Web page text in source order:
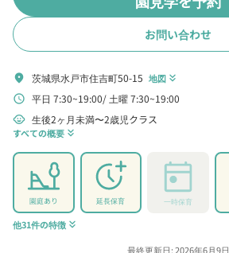
お問い合わせ
location_on 茨城県水戸市住吉町50-15 地図 keyboard_double_arrow_down
schedule 平日 7:30~19:00 土曜 7:30~19:00
child_care 生後2ヶ月未満〜2歳児クラス
すべての概要 keyboard_double_arrow_down
園庭あり 延長保育 一時保育
他31件の特徴 keyboard_double_arrow_down
最終更新日: 2026年6月9日